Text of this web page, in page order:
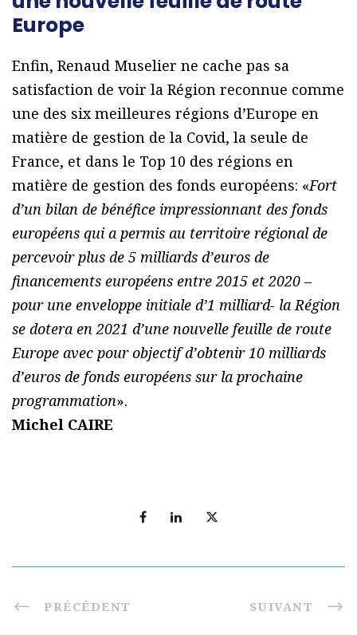
Europe
Enfin, Renaud Muselier ne cache pas sa
satisfaction de voir la Région reconnue comme
une des six meilleures régions d’Europe en
matière de gestion de la Covid, la seule de
France, et dans le Top 10 des régions en
matière de gestion des fonds européens: «Fort
d’un bilan de bénéfice impressionnant des fonds
européens qui a permis au territoire régional de
percevoir plus de 5 milliards d’euros de
financements européens entre 2015 et 2020 –
pour une enveloppe initiale d’1 milliard- la Région
se dotera en 2021 d’une nouvelle feuille de route
Europe avec pour objectif d’obtenir 10 milliards
d’euros de fonds européens sur la prochaine
programmation».
Michel CAIRE
PRÉCÉDENT SUIVANT